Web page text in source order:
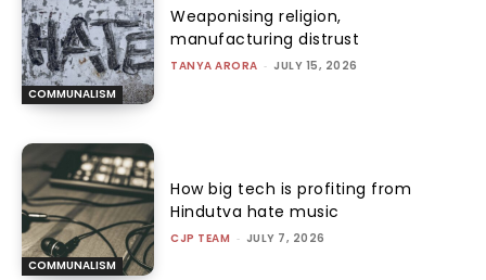
COMMUNALISM
Weaponising religion,
manufacturing distrust
TANYA ARORA - JULY 15, 2026
COMMUNALISM
How big tech is profiting from
Hindutva hate music
CJP TEAM - JULY 7, 2026